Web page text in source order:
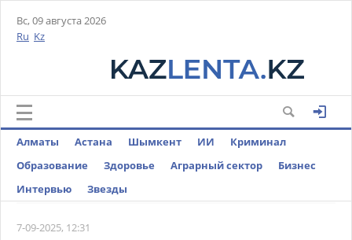
Вс, 09 августа 2026
Ru Kz
Алматы Астана Шымкент ИИ
Криминал
Образование
Здоровье Аграрный сектор
Бизнес
Интервью
Звезды
7-09-2025, 12:31